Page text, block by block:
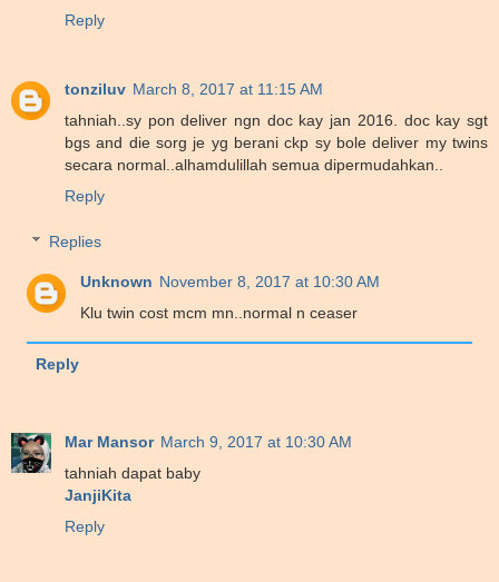
Reply
tonziluv March 8, 2017 at 11:15 AM
tahniah..sy pon deliver ngn doc kay jan 2016. doc kay sgt
bgs and die sorg je yg berani ckp sy bole deliver my twins
secara normal..alhamdulillah semua dipermudahkan..
Reply
Replies
Unknown November 8, 2017 at 10:30 AM
Klu twin cost mcm mn..normal n ceaser
Reply
Mar Mansor March 9, 2017 at 10:30 AM
tahniah dapat baby
JanjiKita
Reply